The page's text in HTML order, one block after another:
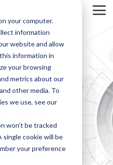
your computer.
information
website and allow
information in
your browsing
metrics about our
other media. To
we use, see our
won’t be tracked
cookie will be
your preference
Produktübersicht
Innovation
lässt sich
erzwingen;
sie entsteht
im richtigen
Umfeld.
Visit Scality.com
Scality RING
STORAGE
REVIEW
REPORT
Chief
Analyst at
go-